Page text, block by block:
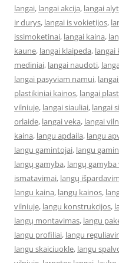
langai, langai akcija, langai
ir durys, langai is vokietijos,
issimoketinai, langai kaina,
kaune, langai klaipeda, langai
mediniai, langai naudoti,
langai pasyviam namui,
plastikiniai kainos, langai
vilniuje, langai siauliai, langai
orlaide, langai veka, langai
kaina, langu apdaila, langu
langu gamintojai, langu
langų gamyba, langų
ismatavimai, langų
langu kaina, langų kainos,
vilniuje, langu konstrukcijos,
langų montavimas, langu
langu profiliai, langu
langu skaiciuokle, langu